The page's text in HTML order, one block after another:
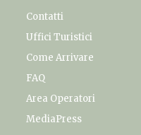
Contatti
Uffici Turistici
Come Arrivare
FAQ
Area Operatori
MediaPress